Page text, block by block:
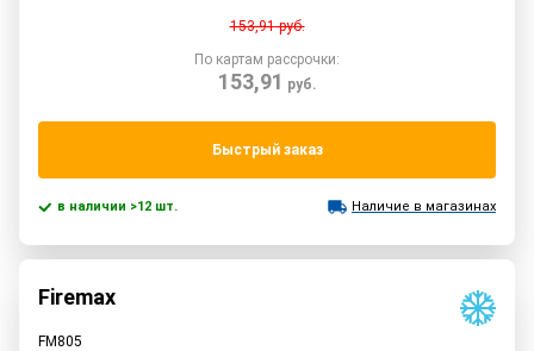
153,91руб.
По картам рассрочки:
153,91 руб.
Быстрый заказ
в наличии >12 шт. Наличие в магазинах
Firemax
FM805